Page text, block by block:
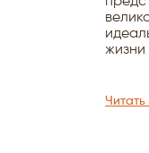
жизни